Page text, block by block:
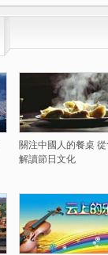
關注中國人的餐桌
解讀節日文化